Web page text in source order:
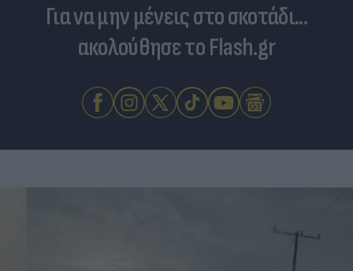
Για να μην μένεις στο σκοτάδι...
ακολούθησε το Flash.gr